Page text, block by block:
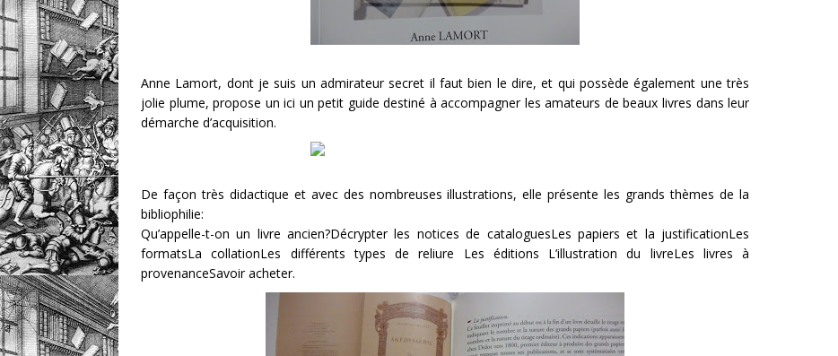
Anne Lamort, dont je suis un admirateur secret il faut bien le dire, et qui possède également une très
jolie plume, propose un ici un petit guide destiné à accompagner les amateurs de beaux livres dans leur
démarche d’acquisition.
De façon très didactique et avec des nombreuses illustrations, elle présente les grands thèmes de la
bibliophilie:
Qu’appelle-t-on un livre ancien?Décrypter les notices de cataloguesLes papiers et la justificationLes
formatsLa collationLes différents types de reliure Les éditions L’illustration du livreLes livres à
provenanceSavoir acheter.